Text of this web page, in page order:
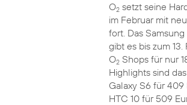
O2setzt seine
im Februar mit
fort. Das
gibt es bis zum
O2Shops für nur
Highlights sind
Galaxy S6 für 409
HTC 10 für 509